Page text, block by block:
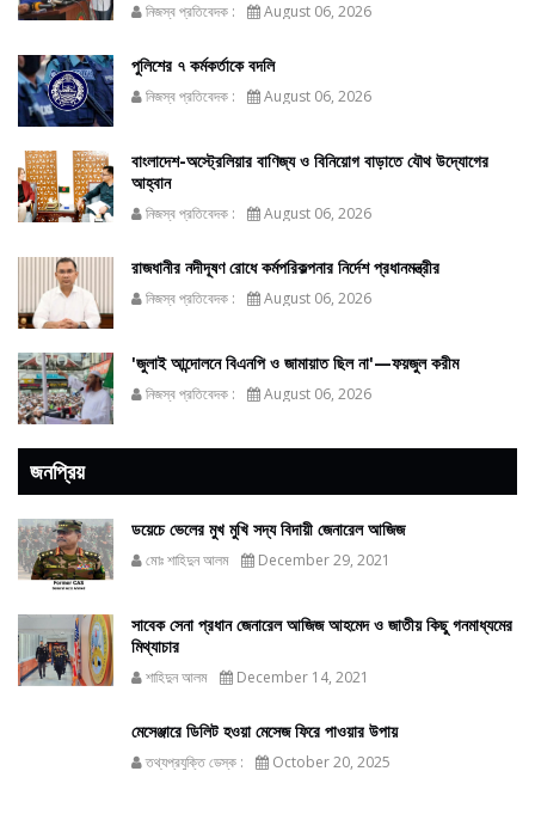
নিজস্ব প্রতিবেদক : August 06, 2026
পুলিশের ৭ কর্মকর্তাকে বদলি
নিজস্ব প্রতিবেদক : August 06, 2026
বাংলাদেশ-অস্ট্রেলিয়ার বাণিজ্য ও বিনিয়োগ বাড়াতে যৌথ উদ্যোগের
আহ্বান
নিজস্ব প্রতিবেদক : August 06, 2026
রাজধানীর নদীদূষণ রোধে কর্মপরিকল্পনার নির্দেশ প্রধানমন্ত্রীর
নিজস্ব প্রতিবেদক : August 06, 2026
'জুলাই আন্দোলনে বিএনপি ও জামায়াত ছিল না'—ফয়জুল করীম
নিজস্ব প্রতিবেদক : August 06, 2026
জনপ্রিয়
ডয়েচে ভেলের মুখ মুখি সদ্য বিদায়ী জেনারেল আজিজ
মোঃ শাহিদুন আলম December 29, 2021
সাবেক সেনা প্রধান জেনারেল আজিজ আহমেদ ও জাতীয় কিছু গনমাধ্যমের
মিথ্যাচার
শাহিদুন আলম December 14, 2021
মেসেঞ্জারে ডিলিট হওয়া মেসেজ ফিরে পাওয়ার উপায়
তথ্যপ্রযুক্তি ডেস্ক : October 20, 2025